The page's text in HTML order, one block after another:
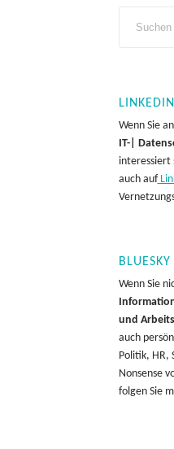
LINKEDIN
Wenn Sie
IT-|
interessiert
auch auf
BLUESKY
Wenn Sie
und
auch
Politik, HR,
Nonsense
folgen Sie